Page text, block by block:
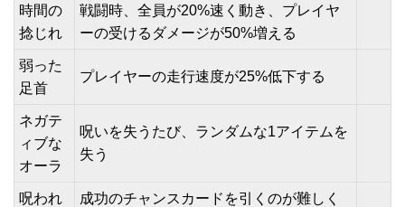
時間の
捻じれ
戦闘時、全員が20%速く動き、プレイヤ
ーの受けるダメージが50%増える
弱った
足首
プレイヤーの走行速度が25%低下する
ネガテ
ィブな
オーラ
呪いを失うたび、ランダムな1アイテムを
失う
呪われ
成功のチャンスカードを引くのが難しく